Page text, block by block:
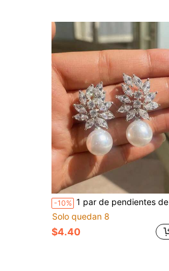
-10% 1 par de pendientes de botón elegantes y lujosos con diseño floral, con circonita cúbica sintética y perla falsa, joyería para mujer para uso diario, banquetes, fiestas y regalos
Solo quedan 8
$4.40